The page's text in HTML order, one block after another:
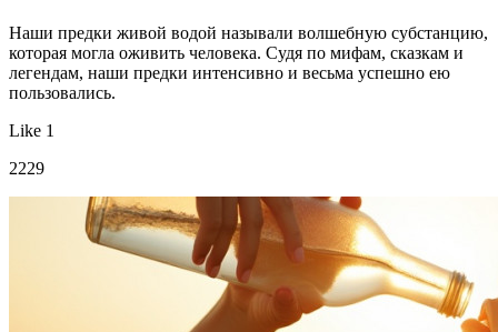
Наши предки живой водой называли волшебную субстанцию,
которая могла оживить человека. Судя по мифам, сказкам и
легендам, наши предки интенсивно и весьма успешно ею
пользовались.
Like 1
2229